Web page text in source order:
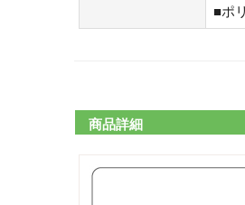
■ポ
商品詳細